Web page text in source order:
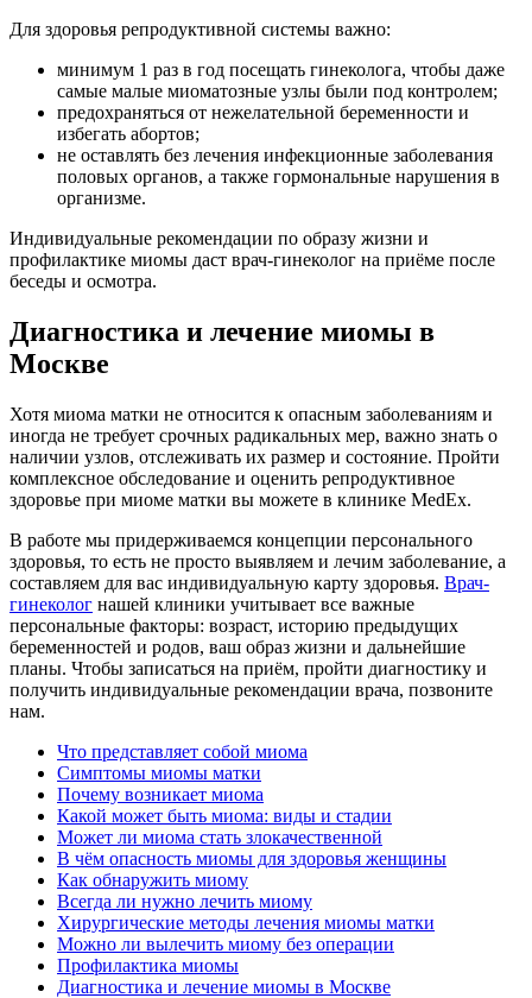
Для здоровья репродуктивной системы важно:
минимум 1 раз в год посещать гинеколога, чтобы даже
самые малые миоматозные узлы были под контролем;
предохраняться от нежелательной беременности и
избегать абортов;
не оставлять без лечения инфекционные заболевания
половых органов, а также гормональные нарушения в
организме.
Индивидуальные рекомендации по образу жизни и
профилактике миомы даст врач-гинеколог на приёме после
беседы и осмотра.
Диагностика и лечение миомы в
Москве
Хотя миома матки не относится к опасным заболеваниям и
иногда не требует срочных радикальных мер, важно знать о
наличии узлов, отслеживать их размер и состояние. Пройти
комплексное обследование и оценить репродуктивное
здоровье при миоме матки вы можете в клинике MedEx.
В работе мы придерживаемся концепции персонального
здоровья, то есть не просто выявляем и лечим заболевание, а
составляем для вас индивидуальную карту здоровья. Врач-
гинеколог нашей клиники учитывает все важные
персональные факторы: возраст, историю предыдущих
беременностей и родов, ваш образ жизни и дальнейшие
планы. Чтобы записаться на приём, пройти диагностику и
получить индивидуальные рекомендации врача, позвоните
нам.
Что представляет собой миома
Симптомы миомы матки
Почему возникает миома
Какой может быть миома: виды и стадии
Может ли миома стать злокачественной
В чём опасность миомы для здоровья женщины
Как обнаружить миому
Всегда ли нужно лечить миому
Хирургические методы лечения миомы матки
Можно ли вылечить миому без операции
Профилактика миомы
Диагностика и лечение миомы в Москве